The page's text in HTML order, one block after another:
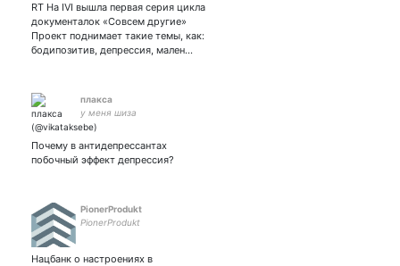
CEO грустных плейлистов
RT На IVI вышла первая серия цикла
документалок «Совсем другие»
Проект поднимает такие темы, как:
бодипозитив, депрессия, мален…
плакса
у меня шиза
Почему в антидепрессантах
побочный эффект депрессия?
PionerProdukt
PionerProdukt
Нацбанк о настроениях в